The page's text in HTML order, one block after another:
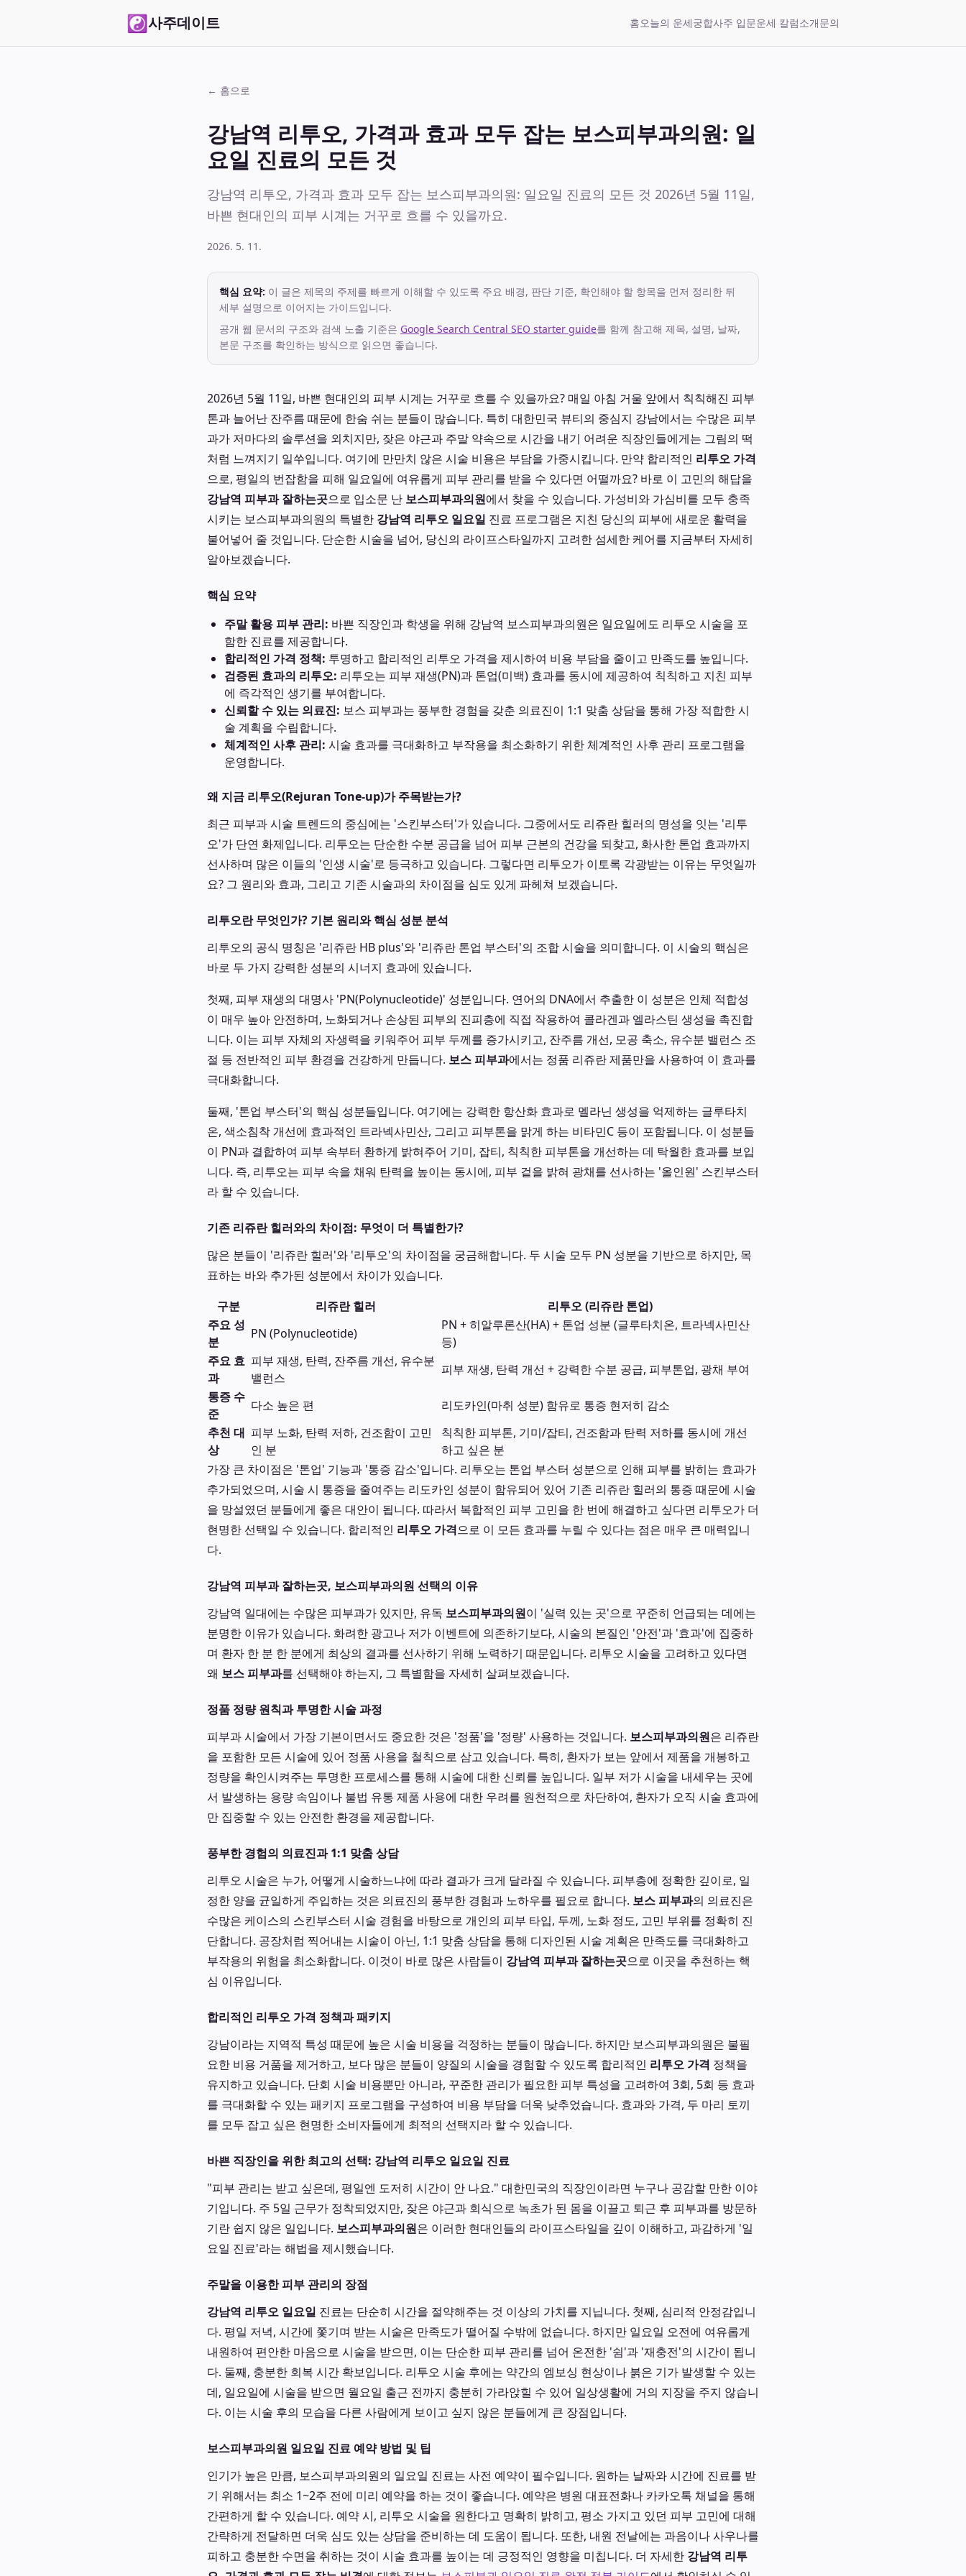
☯사주데이트 홈오늘의 운세궁합사주 입문운세 칼럼소개문의
← 홈으로
강남역 리투오, 가격과 효과 모두 잡는 보스피부과의원: 일
요일 진료의 모든 것
강남역 리투오, 가격과 효과 모두 잡는 보스피부과의원: 일요일 진료의 모든 것 2026년 5월 11일,
바쁜 현대인의 피부 시계는 거꾸로 흐를 수 있을까요.
2026. 5. 11.
핵심 요약: 이 글은 제목의 주제를 빠르게 이해할 수 있도록 주요 배경, 판단 기준, 확인해야 할 항목을 먼저 정리한 뒤
세부 설명으로 이어지는 가이드입니다.
공개 웹 문서의 구조와 검색 노출 기준은 Google Search Central SEO starter guide를 함께 참고해 제목, 설명, 날짜,
본문 구조를 확인하는 방식으로 읽으면 좋습니다.
2026년 5월 11일, 바쁜 현대인의 피부 시계는 거꾸로 흐를 수 있을까요? 매일 아침 거울 앞에서 칙칙해진 피부
톤과 늘어난 잔주름 때문에 한숨 쉬는 분들이 많습니다. 특히 대한민국 뷰티의 중심지 강남에서는 수많은 피부
과가 저마다의 솔루션을 외치지만, 잦은 야근과 주말 약속으로 시간을 내기 어려운 직장인들에게는 그림의 떡
처럼 느껴지기 일쑤입니다. 여기에 만만치 않은 시술 비용은 부담을 가중시킵니다. 만약 합리적인 리투오 가격
으로, 평일의 번잡함을 피해 일요일에 여유롭게 피부 관리를 받을 수 있다면 어떨까요? 바로 이 고민의 해답을
강남역 피부과 잘하는곳으로 입소문 난 보스피부과의원에서 찾을 수 있습니다. 가성비와 가심비를 모두 충족
시키는 보스피부과의원의 특별한 강남역 리투오 일요일 진료 프로그램은 지친 당신의 피부에 새로운 활력을
불어넣어 줄 것입니다. 단순한 시술을 넘어, 당신의 라이프스타일까지 고려한 섬세한 케어를 지금부터 자세히
알아보겠습니다.
핵심 요약
주말 활용 피부 관리: 바쁜 직장인과 학생을 위해 강남역 보스피부과의원은 일요일에도 리투오 시술을 포
함한 진료를 제공합니다.
합리적인 가격 정책: 투명하고 합리적인 리투오 가격을 제시하여 비용 부담을 줄이고 만족도를 높입니다.
검증된 효과의 리투오: 리투오는 피부 재생(PN)과 톤업(미백) 효과를 동시에 제공하여 칙칙하고 지친 피부
에 즉각적인 생기를 부여합니다.
신뢰할 수 있는 의료진: 보스 피부과는 풍부한 경험을 갖춘 의료진이 1:1 맞춤 상담을 통해 가장 적합한 시
술 계획을 수립합니다.
체계적인 사후 관리: 시술 효과를 극대화하고 부작용을 최소화하기 위한 체계적인 사후 관리 프로그램을
운영합니다.
왜 지금 리투오(Rejuran Tone-up)가 주목받는가?
최근 피부과 시술 트렌드의 중심에는 '스킨부스터'가 있습니다. 그중에서도 리쥬란 힐러의 명성을 잇는 '리투
오'가 단연 화제입니다. 리투오는 단순한 수분 공급을 넘어 피부 근본의 건강을 되찾고, 화사한 톤업 효과까지
선사하며 많은 이들의 '인생 시술'로 등극하고 있습니다. 그렇다면 리투오가 이토록 각광받는 이유는 무엇일까
요? 그 원리와 효과, 그리고 기존 시술과의 차이점을 심도 있게 파헤쳐 보겠습니다.
리투오란 무엇인가? 기본 원리와 핵심 성분 분석
리투오의 공식 명칭은 '리쥬란 HB plus'와 '리쥬란 톤업 부스터'의 조합 시술을 의미합니다. 이 시술의 핵심은
바로 두 가지 강력한 성분의 시너지 효과에 있습니다.
첫째, 피부 재생의 대명사 'PN(Polynucleotide)' 성분입니다. 연어의 DNA에서 추출한 이 성분은 인체 적합성
이 매우 높아 안전하며, 노화되거나 손상된 피부의 진피층에 직접 작용하여 콜라겐과 엘라스틴 생성을 촉진합
니다. 이는 피부 자체의 자생력을 키워주어 피부 두께를 증가시키고, 잔주름 개선, 모공 축소, 유수분 밸런스 조
절 등 전반적인 피부 환경을 건강하게 만듭니다. 보스 피부과에서는 정품 리쥬란 제품만을 사용하여 이 효과를
극대화합니다.
둘째, '톤업 부스터'의 핵심 성분들입니다. 여기에는 강력한 항산화 효과로 멜라닌 생성을 억제하는 글루타치
온, 색소침착 개선에 효과적인 트라넥사민산, 그리고 피부톤을 맑게 하는 비타민C 등이 포함됩니다. 이 성분들
이 PN과 결합하여 피부 속부터 환하게 밝혀주어 기미, 잡티, 칙칙한 피부톤을 개선하는 데 탁월한 효과를 보입
니다. 즉, 리투오는 피부 속을 채워 탄력을 높이는 동시에, 피부 겉을 밝혀 광채를 선사하는 '올인원' 스킨부스터
라 할 수 있습니다.
기존 리쥬란 힐러와의 차이점: 무엇이 더 특별한가?
많은 분들이 '리쥬란 힐러'와 '리투오'의 차이점을 궁금해합니다. 두 시술 모두 PN 성분을 기반으로 하지만, 목
표하는 바와 추가된 성분에서 차이가 있습니다.
구분
리쥬란 힐러
리투오 (리쥬란 톤업)
주요 성
분
PN (Polynucleotide)
PN + 히알루론산(HA) + 톤업 성분 (글루타치온, 트라넥사민산
등)
주요 효
과
피부 재생, 탄력, 잔주름 개선, 유수분
밸런스
피부 재생, 탄력 개선 + 강력한 수분 공급, 피부톤업, 광채 부여
통증 수
준
다소 높은 편
리도카인(마취 성분) 함유로 통증 현저히 감소
추천 대
상
피부 노화, 탄력 저하, 건조함이 고민
인 분
칙칙한 피부톤, 기미/잡티, 건조함과 탄력 저하를 동시에 개선
하고 싶은 분
가장 큰 차이점은 '톤업' 기능과 '통증 감소'입니다. 리투오는 톤업 부스터 성분으로 인해 피부를 밝히는 효과가
추가되었으며, 시술 시 통증을 줄여주는 리도카인 성분이 함유되어 있어 기존 리쥬란 힐러의 통증 때문에 시술
을 망설였던 분들에게 좋은 대안이 됩니다. 따라서 복합적인 피부 고민을 한 번에 해결하고 싶다면 리투오가 더
현명한 선택일 수 있습니다. 합리적인 리투오 가격으로 이 모든 효과를 누릴 수 있다는 점은 매우 큰 매력입니
다.
강남역 피부과 잘하는곳, 보스피부과의원 선택의 이유
강남역 일대에는 수많은 피부과가 있지만, 유독 보스피부과의원이 '실력 있는 곳'으로 꾸준히 언급되는 데에는
분명한 이유가 있습니다. 화려한 광고나 저가 이벤트에 의존하기보다, 시술의 본질인 '안전'과 '효과'에 집중하
며 환자 한 분 한 분에게 최상의 결과를 선사하기 위해 노력하기 때문입니다. 리투오 시술을 고려하고 있다면
왜 보스 피부과를 선택해야 하는지, 그 특별함을 자세히 살펴보겠습니다.
정품 정량 원칙과 투명한 시술 과정
피부과 시술에서 가장 기본이면서도 중요한 것은 '정품'을 '정량' 사용하는 것입니다. 보스피부과의원은 리쥬란
을 포함한 모든 시술에 있어 정품 사용을 철칙으로 삼고 있습니다. 특히, 환자가 보는 앞에서 제품을 개봉하고
정량을 확인시켜주는 투명한 프로세스를 통해 시술에 대한 신뢰를 높입니다. 일부 저가 시술을 내세우는 곳에
서 발생하는 용량 속임이나 불법 유통 제품 사용에 대한 우려를 원천적으로 차단하여, 환자가 오직 시술 효과에
만 집중할 수 있는 안전한 환경을 제공합니다.
풍부한 경험의 의료진과 1:1 맞춤 상담
리투오 시술은 누가, 어떻게 시술하느냐에 따라 결과가 크게 달라질 수 있습니다. 피부층에 정확한 깊이로, 일
정한 양을 균일하게 주입하는 것은 의료진의 풍부한 경험과 노하우를 필요로 합니다. 보스 피부과의 의료진은
수많은 케이스의 스킨부스터 시술 경험을 바탕으로 개인의 피부 타입, 두께, 노화 정도, 고민 부위를 정확히 진
단합니다. 공장처럼 찍어내는 시술이 아닌, 1:1 맞춤 상담을 통해 디자인된 시술 계획은 만족도를 극대화하고
부작용의 위험을 최소화합니다. 이것이 바로 많은 사람들이 강남역 피부과 잘하는곳으로 이곳을 추천하는 핵
심 이유입니다.
합리적인 리투오 가격 정책과 패키지
강남이라는 지역적 특성 때문에 높은 시술 비용을 걱정하는 분들이 많습니다. 하지만 보스피부과의원은 불필
요한 비용 거품을 제거하고, 보다 많은 분들이 양질의 시술을 경험할 수 있도록 합리적인 리투오 가격 정책을
유지하고 있습니다. 단회 시술 비용뿐만 아니라, 꾸준한 관리가 필요한 피부 특성을 고려하여 3회, 5회 등 효과
를 극대화할 수 있는 패키지 프로그램을 구성하여 비용 부담을 더욱 낮추었습니다. 효과와 가격, 두 마리 토끼
를 모두 잡고 싶은 현명한 소비자들에게 최적의 선택지라 할 수 있습니다.
바쁜 직장인을 위한 최고의 선택: 강남역 리투오 일요일 진료
"피부 관리는 받고 싶은데, 평일엔 도저히 시간이 안 나요." 대한민국의 직장인이라면 누구나 공감할 만한 이야
기입니다. 주 5일 근무가 정착되었지만, 잦은 야근과 회식으로 녹초가 된 몸을 이끌고 퇴근 후 피부과를 방문하
기란 쉽지 않은 일입니다. 보스피부과의원은 이러한 현대인들의 라이프스타일을 깊이 이해하고, 과감하게 '일
요일 진료'라는 해법을 제시했습니다.
주말을 이용한 피부 관리의 장점
강남역 리투오 일요일 진료는 단순히 시간을 절약해주는 것 이상의 가치를 지닙니다. 첫째, 심리적 안정감입니
다. 평일 저녁, 시간에 쫓기며 받는 시술은 만족도가 떨어질 수밖에 없습니다. 하지만 일요일 오전에 여유롭게
내원하여 편안한 마음으로 시술을 받으면, 이는 단순한 피부 관리를 넘어 온전한 '쉼'과 '재충전'의 시간이 됩니
다. 둘째, 충분한 회복 시간 확보입니다. 리투오 시술 후에는 약간의 엠보싱 현상이나 붉은 기가 발생할 수 있는
데, 일요일에 시술을 받으면 월요일 출근 전까지 충분히 가라앉힐 수 있어 일상생활에 거의 지장을 주지 않습니
다. 이는 시술 후의 모습을 다른 사람에게 보이고 싶지 않은 분들에게 큰 장점입니다.
보스피부과의원 일요일 진료 예약 방법 및 팁
인기가 높은 만큼, 보스피부과의원의 일요일 진료는 사전 예약이 필수입니다. 원하는 날짜와 시간에 진료를 받
기 위해서는 최소 1~2주 전에 미리 예약을 하는 것이 좋습니다. 예약은 병원 대표전화나 카카오톡 채널을 통해
간편하게 할 수 있습니다. 예약 시, 리투오 시술을 원한다고 명확히 밝히고, 평소 가지고 있던 피부 고민에 대해
간략하게 전달하면 더욱 심도 있는 상담을 준비하는 데 도움이 됩니다. 또한, 내원 전날에는 과음이나 사우나를
피하고 충분한 수면을 취하는 것이 시술 효과를 높이는 데 긍정적인 영향을 미칩니다. 더 자세한 강남역 리투